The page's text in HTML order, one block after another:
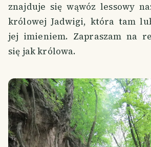
znajduje się wąwóz lessowy
królowej Jadwigi, która tam
jej imieniem. Zapraszam na
się jak królowa.